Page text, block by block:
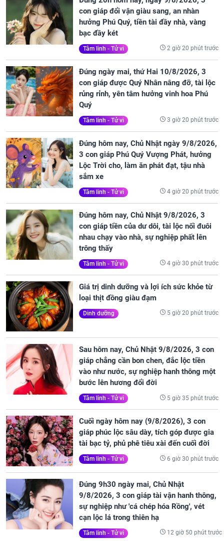
con giáp đổi vận giàu sang, an nhàn
hưởng Phú Quý, tiền tài đầy nhà, vàng
bạc đầy két
Tâm linh - Tử vi 2 giờ 20 phút trước
Đúng ngày mai, thứ Hai 10/8/2026, 3
con giáp được Quý Nhân nâng đỡ, tài lộc
rủng rỉnh, yên tâm hưởng vinh hoa Phú
Quý
Tâm linh - Tử vi 3 giờ 20 phút trước
Đúng hôm nay, Chủ Nhật ngày 9/8/2026,
3 con giáp Phú Quý Vượng Phát, hưởng
Lộc Trời cho, làm ăn phát đạt, tậu nhà
sắm xe
Tâm linh - Tử vi 4 giờ 20 phút trước
Đúng hôm nay, Chủ Nhật 9/8/2026, 3
con giáp tiền của dư dôi, tài lộc nối đuôi
nhau chạy vào nhà, sự nghiệp phất lên
trông thấy
Tâm linh - Tử vi 4 giờ 30 phút trước
Giá trị dinh dưỡng và lợi ích sức khỏe từ
loại thịt đồng giàu đạm
Dinh dưỡng 5 giờ 20 phút trước
Sau hôm nay, Chủ Nhật 9/8/2026, 3 con
giáp chẳng cần bon chen, đắc lộc tiền
vào như nước, sự nghiệp hanh thông một
bước lên hương đổi đời
Tâm linh - Tử vi 5 giờ 35 phút trước
Cuối ngày hôm nay (9/8/2026), 3 con
giáp phúc lộc sâu dày, tích góp được gia
tài bạc tỷ, phủ phê tiêu xài đến cuối đời
Tâm linh - Tử vi 6 giờ 30 phút trước
Đúng 9h30 ngày mai, Chủ Nhật
9/8/2026, 3 con giáp tài vận hanh thông,
sự nghiệp như 'cá chép hóa Rồng', vét
cạn lộc lá trong thiên hạ
Tâm linh - Tử vi 12 giờ 50 phút trước